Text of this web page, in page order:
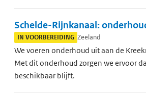
Schelde-Rijnkanaal:
IN VOORBEREIDING Zeeland
We voeren onderhoud uit aan de
Met dit onderhoud zorgen we ervoor
beschikbaar blijft.